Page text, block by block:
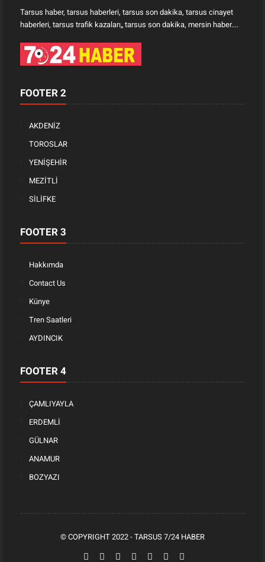
Tarsus haber, tarsus haberleri, tarsus son dakika, tarsus cinayet
haberleri, tarsus trafik kazaları„ tarsus son dakika, mersin haber....
FOOTER 2
AKDENİZ
TOROSLAR
YENİŞEHİR
MEZİTLİ
SİLİFKE
FOOTER 3
Hakkımda
Contact Us
Künye
Tren Saatleri
AYDINCIK
FOOTER 4
ÇAMLIYAYLA
ERDEMLİ
GÜLNAR
ANAMUR
BOZYAZI
© COPYRIGHT 2022 - TARSUS 7/24 HABER